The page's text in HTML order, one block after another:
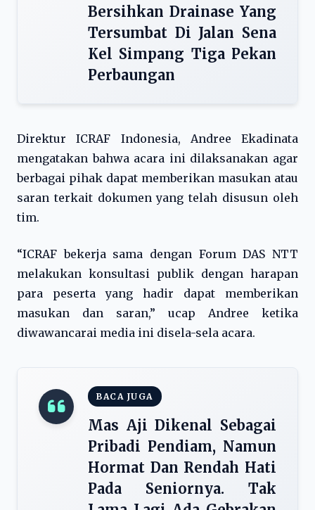
Bersihkan Drainase Yang
Tersumbat Di Jalan Sena
Kel Simpang Tiga Pekan
Perbaungan
Direktur ICRAF Indonesia, Andree Ekadinata
mengatakan bahwa acara ini dilaksanakan agar
berbagai pihak dapat memberikan masukan atau
saran terkait dokumen yang telah disusun oleh
tim.
“ICRAF bekerja sama dengan Forum DAS NTT
melakukan konsultasi publik dengan harapan
para peserta yang hadir dapat memberikan
masukan dan saran,” ucap Andree ketika
diwawancarai media ini disela-sela acara.
BACA JUGA
Mas Aji Dikenal Sebagai
Pribadi Pendiam, Namun
Hormat Dan Rendah Hati
Pada Seniornya. Tak